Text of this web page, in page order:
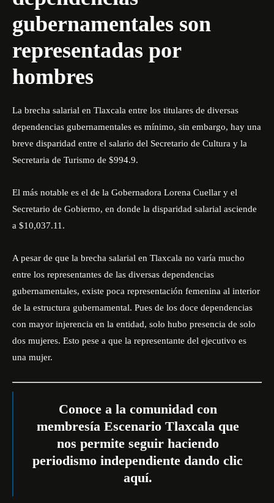
gubernamentales son
representadas por
hombres
La brecha salarial en Tlaxcala entre los titulares de diversas
dependencias gubernamentales es mínimo, sin embargo, hay una
breve disparidad entre el salario del Secretario de Cultura y la
Secretaria de Turismo de $994.9.
El más notable es el de la Gobernadora Lorena Cuellar y el
Secretario de Gobierno, en donde la disparidad salarial asciende
a $10,037.11.
A pesar de que la brecha salarial en Tlaxcala no varía mucho
entre los representantes de las diversas dependencias
gubernamentales, existe poca representación femenina al interior
de la estructura gubernamental. Pues de los doce dependencias
con mayor injerencia en la entidad, solo hubo presencia de solo
dos mujeres. Esto pese a que la representante del ejecutivo es
una mujer.
Conoce a la comunidad con
membresía Escenario Tlaxcala que
nos permite seguir haciendo
periodismo independiente dando clic
aquí.